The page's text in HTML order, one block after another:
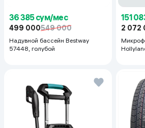
36 385 сум/мес
499 000549 000
Надувной бассейн Bestway
57448, голубой
151
2 072